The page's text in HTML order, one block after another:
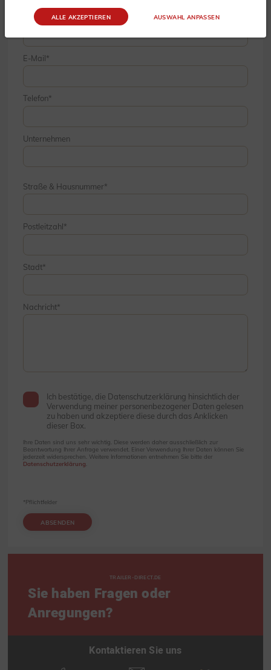
Nachname
E-Mail
Telefon
Unternehmen
Straße & Hausnummer
Postleitzahl
Stadt
Nachricht
Ich bestätige, die Datenschutzerklärung hinsichtlich der
Verwendung meiner personenbezogener Daten gelesen
zu haben und akzeptiere diese durch das Anklicken
dieser Box.
Ihre Daten sind uns sehr wichtig. Diese werden daher ausschließlich zur
Beantwortung Ihrer Anfrage verwendet. Einer Verwendung Ihrer Daten können Sie
jederzeit widersprechen. Weitere Informationen entnehmen Sie bitte der
Datenschutzerklärung
ABSENDEN
*Pflichtfelder
TRAILER-DIRECT.DE
Sie haben Fragen oder
Anregungen?
Kontaktieren Sie uns
ALLE AKZEPTIEREN AUSWAHL ANPASSEN